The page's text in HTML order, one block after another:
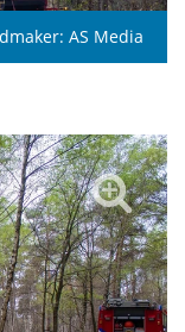
AS Media